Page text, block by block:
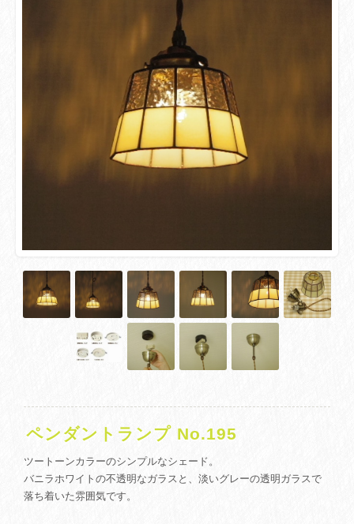
ペンダントランプ No.195
ツートーンカラーのシンプルなシェード。
バニラホワイトの不透明なガラスと、淡いグレーの透明ガラスで
落ち着いた雰囲気です。